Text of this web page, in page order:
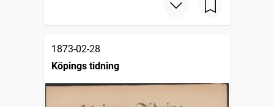
1873-02-28
Köpings tidning